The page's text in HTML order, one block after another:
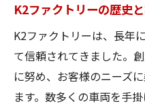
K2ファクトリーの歴史
K2ファクトリーは、長年
て信頼されてきました。
に努め、お客様のニーズ
ます。数多くの車両を手